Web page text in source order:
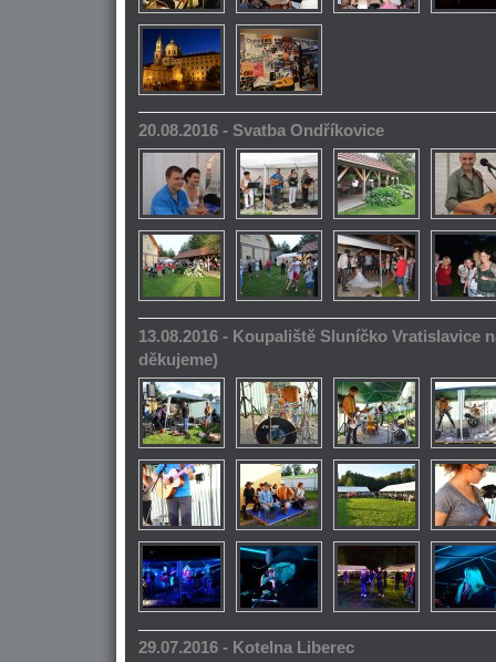
20.08.2016 - Svatba Ondříkovice
13.08.2016 - Koupaliště Sluníčko Vratislavice
děkujeme)
29.07.2016 - Kotelna Liberec